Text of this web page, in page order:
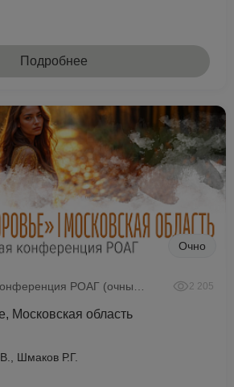
Подробнее
Очно
2 205
Московская область
Шмаков Р.Г.